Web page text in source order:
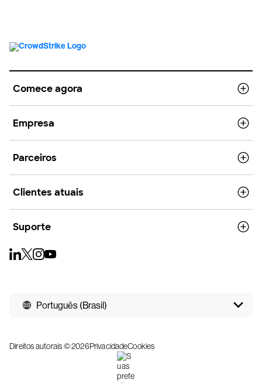
Comece agora
Empresa
Parceiros
Clientes atuais
Suporte
Português (Brasil)
Direitos autorais © 2026PrivacidadeCookies